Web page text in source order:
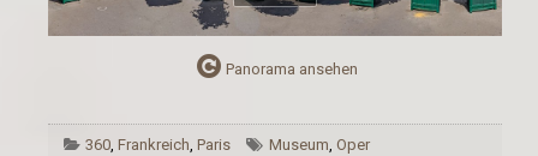
Panorama ansehen
360,Frankreich,Paris Museum, Oper